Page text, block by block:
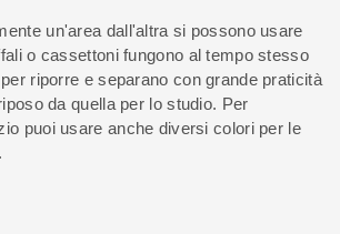
un'area dall'altra si possono usare
o cassettoni fungono al tempo stesso
riporre e separano con grande praticità
da quella per lo studio. Per
puoi usare anche diversi colori per le